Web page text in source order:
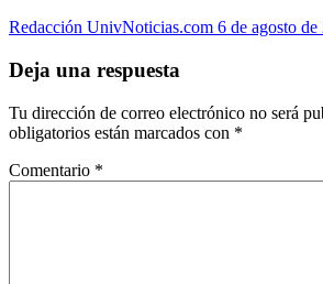
Redacción UnivNoticias.com 6 de agosto de
Deja una respuesta
Tu dirección de correo electrónico no será
obligatorios están marcados con *
Comentario *